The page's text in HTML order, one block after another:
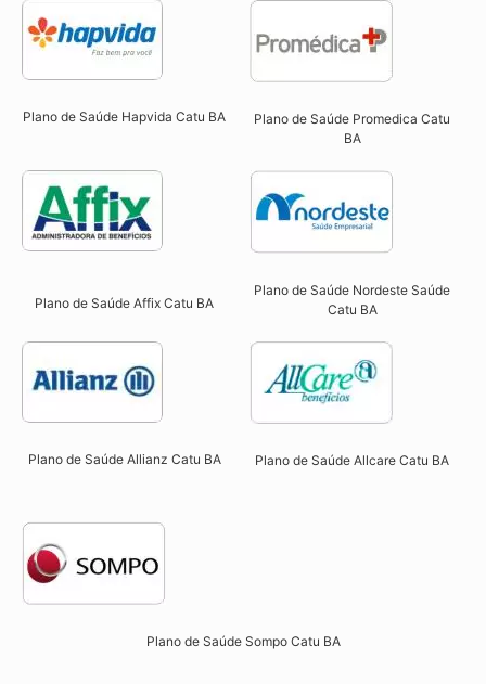
Plano de Saúde Hapvida Catu BA​
Plano de Saúde Promedica Catu
BA
Plano de Saúde Affix Catu BA​
Plano de Saúde Nordeste Saúde
Catu BA
Plano de Saúde Allianz Catu BA​ Plano de Saúde Allcare Catu BA​
Plano de Saúde Sompo Catu BA​